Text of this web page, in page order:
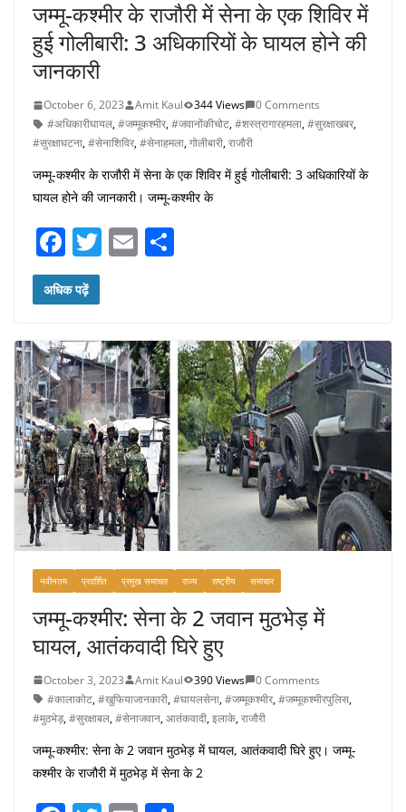
जम्मू-कश्मीर के राजौरी में सेना के एक शिविर में
हुई गोलीबारी: 3 अधिकारियों के घायल होने की
जानकारी
October 6, 2023 Amit Kaul 344 Views
0 Comments
#अधिकारीघायल,#जम्मूकश्मीर,#जवानोंकीचोट,#शस्त्रागारहमला,#सुरक्षाखबर,
#सुरक्षाघटना,#सेनाशिविर,#सेनाहमला,गोलीबारी,राजौरी
जम्मू-कश्मीर के राजौरी में सेना के एक शिविर में हुई गोलीबारी: 3 अधिकारियों के
घायल होने की जानकारी। जम्मू-कश्मीर के
F
a
c
b
o
o
k
T E
अधिक पढ़ें
नवीनतम प्रदर्शित प्रमुख समाचार राज्य राष्ट्रीय समाचार
जम्मू-कश्मीर: सेना के 2 जवान मुठभेड़ में
घायल, आतंकवादी घिरे हुए
October 3, 2023 Amit Kaul 390 Views
0 Comments
#कालाकोट,#खुफियाजानकारी,#घायलसेना,#जम्मूकश्मीर,#जम्मूकश्मीरपुलिस,
#मुठभेड़,#सुरक्षाबल,#सेनाजवान,आतंकवादी,इलाके,राजौरी
जम्मू-कश्मीर: सेना के 2 जवान मुठभेड़ में घायल, आतंकवादी घिरे हुए। जम्मू-
कश्मीर के राजौरी में मुठभेड़ में सेना के 2